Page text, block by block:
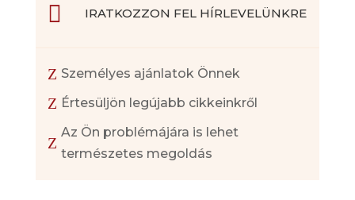
 IRATKOZZON FEL HÍRLEVELÜNKRE
Z Személyes ajánlatok Önnek
Z Értesüljön legújabb cikkeinkről
Z
Az Ön problémájára is lehet
természetes megoldás